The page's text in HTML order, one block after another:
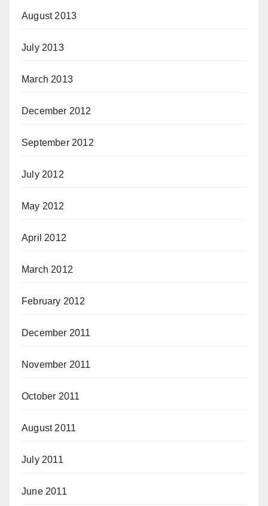
August 2013
July 2013
March 2013
December 2012
September 2012
July 2012
May 2012
April 2012
March 2012
February 2012
December 2011
November 2011
October 2011
August 2011
July 2011
June 2011